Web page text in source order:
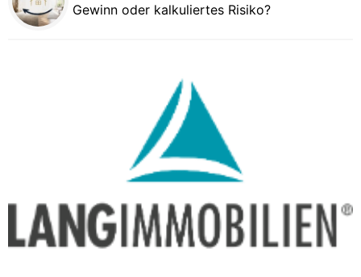
Gewinn oder kalkuliertes Risiko?